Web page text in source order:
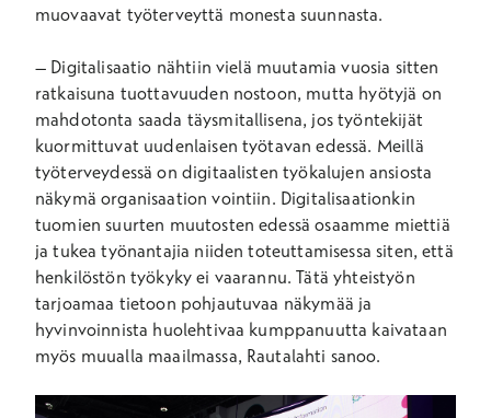
muovaavat työterveyttä monesta suunnasta.
– Digitalisaatio nähtiin vielä muutamia vuosia sitten
ratkaisuna tuottavuuden nostoon, mutta hyötyjä on
mahdotonta saada täysmitallisena, jos työntekijät
kuormittuvat uudenlaisen työtavan edessä. Meillä
työterveydessä on digitaalisten työkalujen ansiosta
näkymä organisaation vointiin. Digitalisaationkin
tuomien suurten muutosten edessä osaamme miettiä
ja tukea työnantajia niiden toteuttamisessa siten, että
henkilöstön työkyky ei vaarannu. Tätä yhteistyön
tarjoamaa tietoon pohjautuvaa näkymää ja
hyvinvoinnista huolehtivaa kumppanuutta kaivataan
myös muualla maailmassa, Rautalahti sanoo.